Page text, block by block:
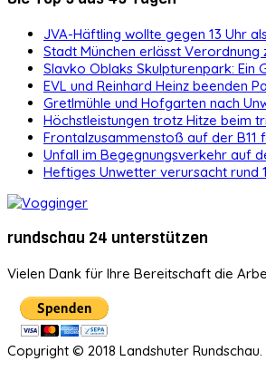
JVA-Häftling wollte gegen 13 Uhr
Stadt München erlässt Verordnung
Slavko Oblaks Skulpturenpark: Ein
EVL und Reinhard Heinz beenden
Gretlmühle und Hofgarten nach
Höchstleistungen trotz Hitze beim
Frontalzusammenstoß auf der
Unfall im Begegnungsverkehr auf
Heftiges Unwetter verursacht rund
rundschau 24 unterstützen
Vielen Dank für Ihre Bereitschaft die
Copyright © 2018 Landshuter